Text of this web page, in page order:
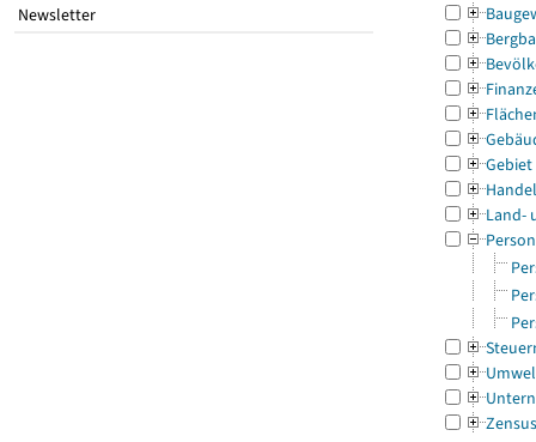
Newsletter
Gebiet
Land-
Zensus